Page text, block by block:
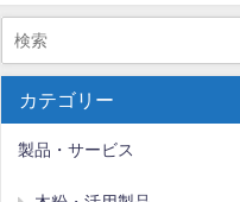
カテゴリー
製品・サービス